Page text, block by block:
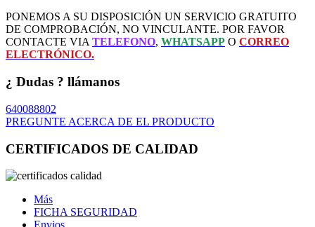
PONEMOS A SU DISPOSICIÓN UN SERVICIO GRATUITO
DE COMPROBACIÓN, NO VINCULANTE. POR FAVOR
CONTACTE VIATELEFONO, WHATSAPP O CORREO
ELECTRÓNICO.
¿ Dudas ? llámanos
640088802
PREGUNTE ACERCA DE EL PRODUCTO
CERTIFICADOS DE CALIDAD
Más
FICHA SEGURIDAD